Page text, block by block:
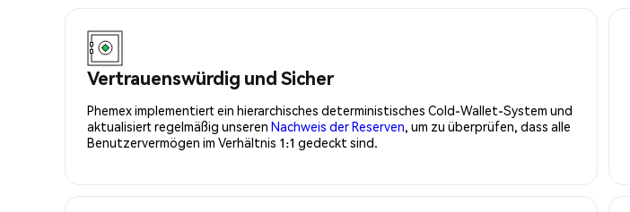
Vertrauenswürdig und Sicher
Phemex implementiert ein hierarchisches deterministisches Cold-Wallet-System und
aktualisiert regelmäßig unseren Nachweis der Reserven, um zu überprüfen, dass alle
Benutzervermögen im Verhältnis 1:1 gedeckt sind.